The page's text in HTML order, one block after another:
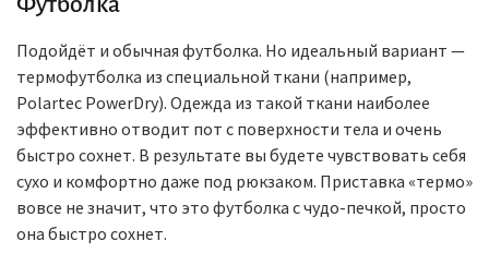
Подойдёт и обычная футболка. Но идеальный вариант —
термофутболка из специальной ткани (например,
Polartec PowerDry). Одежда из такой ткани наиболее
эффективно отводит пот с поверхности тела и очень
быстро сохнет. В результате вы будете чувствовать себя
сухо и комфортно даже под рюкзаком. Приставка «термо»‎
вовсе не значит, что это футболка с чудо-печкой, просто
она быстро сохнет.